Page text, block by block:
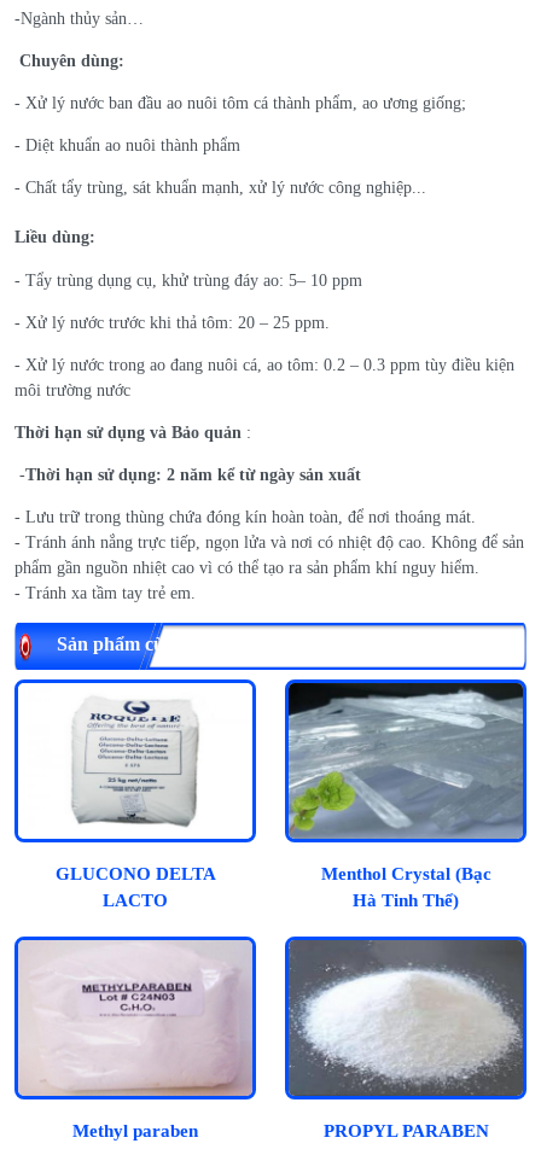
-Ngành thủy sản…
Chuyên dùng:
- Xử lý nước ban đầu ao nuôi tôm cá thành phẩm, ao ương giống;
- Diệt khuẩn ao nuôi thành phẩm
- Chất tẩy trùng, sát khuẩn mạnh, xử lý nước công nghiệp...
Liều dùng:
- Tẩy trùng dụng cụ, khử trùng đáy ao: 5– 10 ppm
- Xử lý nước trước khi thả tôm: 20 – 25 ppm.
- Xử lý nước trong ao đang nuôi cá, ao tôm: 0.2 – 0.3 ppm tùy điều kiện
môi trường nước
Thời hạn sử dụng và Bảo quản :
-Thời hạn sử dụng: 2 năm kể từ ngày sản xuất
- Lưu trữ trong thùng chứa đóng kín hoàn toàn, để nơi thoáng mát.
- Tránh ánh nắng trực tiếp, ngọn lửa và nơi có nhiệt độ cao. Không để sản
phẩm gần nguồn nhiệt cao vì có thể tạo ra sản phẩm khí nguy hiểm.
- Tránh xa tầm tay trẻ em.
Sản phẩm cùng loại
GLUCONO DELTA
LACTO
Menthol Crystal (Bạc
Hà Tinh Thể)
Methyl paraben PROPYL PARABEN